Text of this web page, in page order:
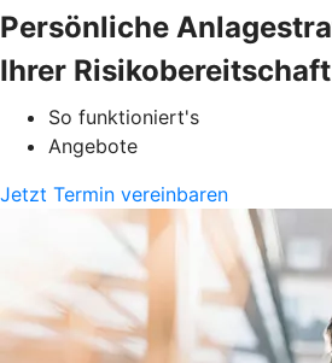
Persönliche
Ihrer Risikobereitschaft
So funktioniert's
Angebote
Jetzt Termin vereinbaren